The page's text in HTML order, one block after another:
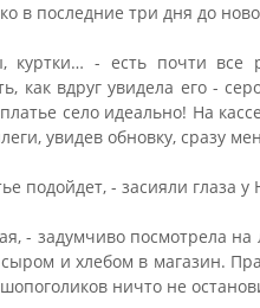
в последние три дня до
куртки… - есть почти все
как вдруг увидела его -
село идеально! На
увидев обновку, сразу
подойдет, - засияли глаза у
- задумчиво посмотрела
и хлебом в магазин.
ничто не